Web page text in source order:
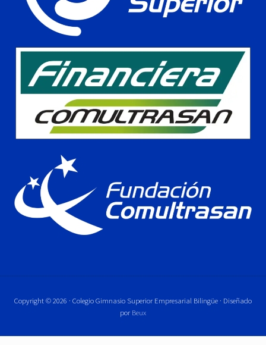
Copyright © 2026 · Colegio Gimnasio Superior Empresarial Bilingüe · Diseñado
por Beux